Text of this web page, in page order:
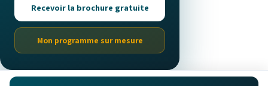
Recevoir la brochure gratuite
Mon programme sur mesure